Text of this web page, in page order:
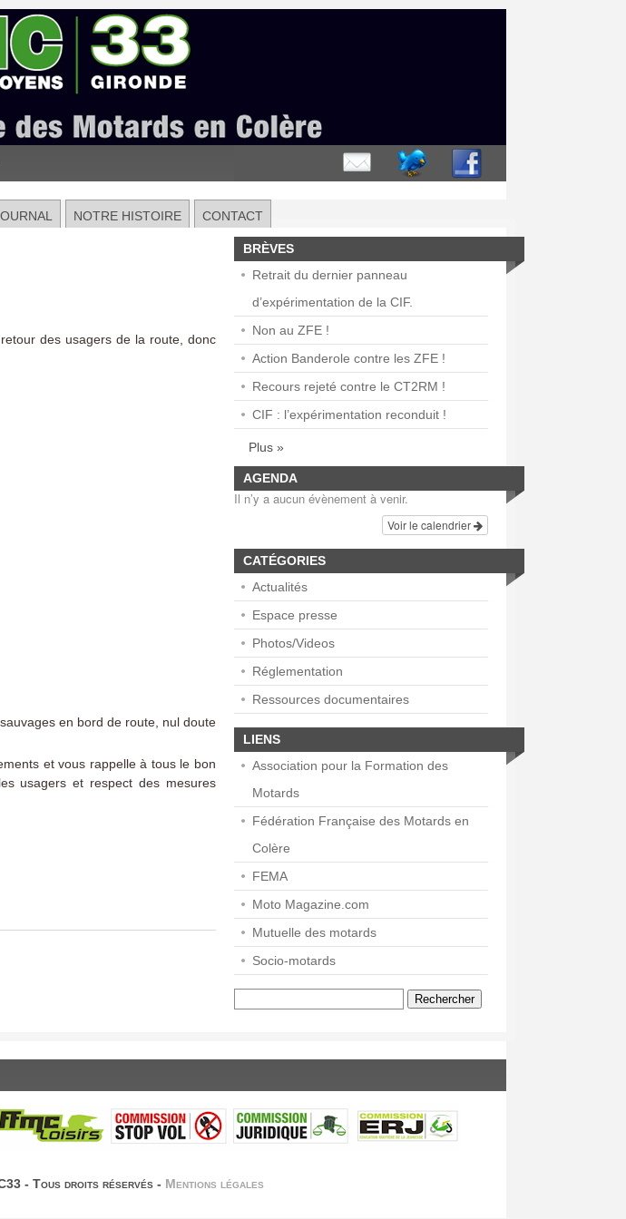
NOTRE HISTOIRE CONTACT
des usagers de la route, donc
en bord de route, nul doute
et vous rappelle à tous le bon
usagers et respect des mesures
BRÈVES
Retrait du dernier panneau
d’expérimentation de la CIF.
Non au ZFE !
Action Banderole contre les ZFE !
Recours rejeté contre le CT2RM !
CIF : l’expérimentation reconduit !
Plus »
AGENDA
Il n’y a aucun évènement à venir.
Voir le calendrier
CATÉGORIES
Actualités
Espace presse
Photos/Videos
Réglementation
Ressources documentaires
LIENS
Association pour la Formation des
Motards
Fédération Française des Motards en
Colère
FEMA
Moto Magazine.com
Mutuelle des motards
Socio-motards
- Tous droits réservés - Mentions légales